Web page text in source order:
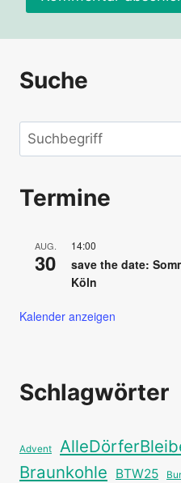
Suche
Suchen
Termine
AUG.
30
14:00
save the date:
Köln
Kalender anzeigen
Schlagwörter
Advent
Braunkohle BTW25